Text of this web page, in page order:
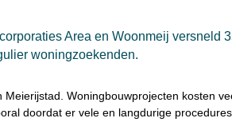
Area en Woonmeij versneld
woningzoekenden.
Woningbouwprojecten kosten
doordat er vele en langdurige